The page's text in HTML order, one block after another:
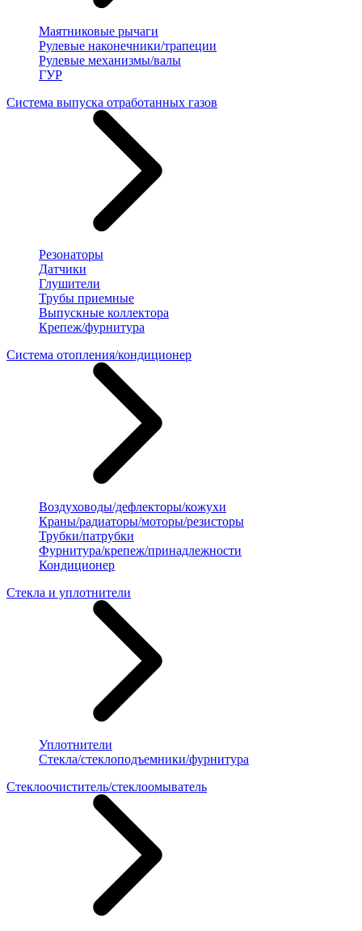
Маятниковые рычаги
Рулевые наконечники/трапеции
Рулевые механизмы/валы
ГУР
Система выпуска отработанных газов
Резонаторы
Датчики
Глушители
Трубы приемные
Выпускные коллектора
Крепеж/фурнитура
Система отопления/кондиционер
Воздуховоды/дефлекторы/кожухи
Краны/радиаторы/моторы/резисторы
Трубки/патрубки
Фурнитура/крепеж/принадлежности
Кондиционер
Стекла и уплотнители
Уплотнители
Стекла/стеклоподъемники/фурнитура
Стеклоочиститель/стеклоомыватель